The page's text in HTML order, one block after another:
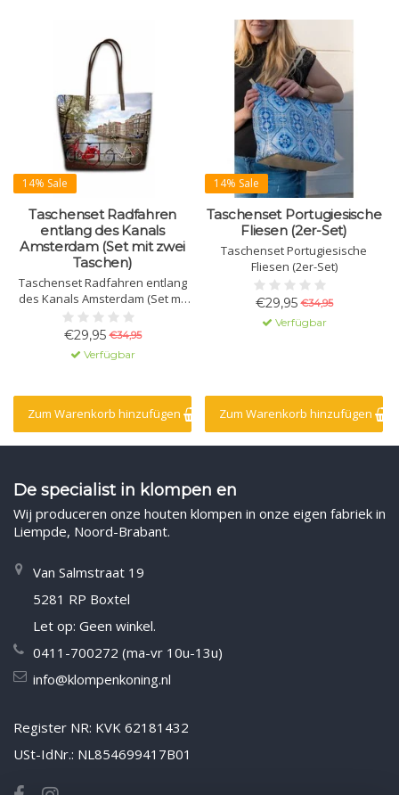
14% Sale
Taschenset Radfahren
entlang des Kanals
Amsterdam (Set mit zwei
Taschen)
Taschenset Radfahren entlang
des Kanals Amsterdam (Set mit
zwei Taschen)
€29,95 €34,95
Verfügbar
Zum Warenkorb hinzufügen
14% Sale
Taschenset Portugiesische
Fliesen (2er-Set)
Taschenset Portugiesische
Fliesen (2er-Set)
€29,95 €34,95
Verfügbar
Zum Warenkorb hinzufügen
De specialist in klompen en
Wij produceren onze houten klompen in onze eigen fabriek in
Liempde, Noord-Brabant.
Van Salmstraat 19
5281 RP Boxtel
Let op: Geen winkel.
0411-700272 (ma-vr 10u-13u)
info@klompenkoning.nl
Register NR: KVK 62181432
USt-IdNr.: NL854699417B01